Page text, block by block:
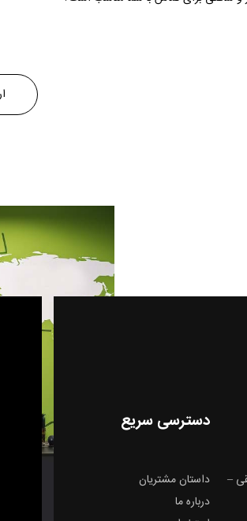
–
دسترسی سریع
داستان مشتریان
درباره ما